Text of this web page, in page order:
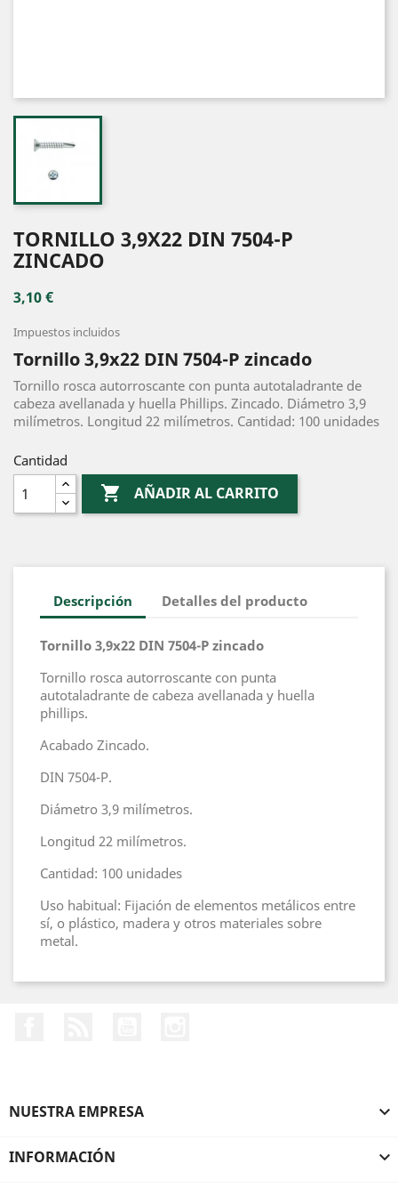
TORNILLO 3,9X22 DIN 7504-P
ZINCADO
3,10 €
Impuestos incluidos
Tornillo 3,9x22 DIN 7504-P zincado
Tornillo rosca autorroscante con punta autotaladrante de
cabeza avellanada y huella Phillips. Zincado. Diámetro 3,9
milímetros. Longitud 22 milímetros. Cantidad: 100 unidades
Cantidad
 AÑADIR AL CARRITO
Descripción Detalles del producto
Tornillo 3,9x22 DIN 7504-P zincado
Tornillo rosca autorroscante con punta
autotaladrante de cabeza avellanada y huella
phillips.
Acabado Zincado.
DIN 7504-P.
Diámetro 3,9 milímetros.
Longitud 22 milímetros.
Cantidad: 100 unidades
Uso habitual: Fijación de elementos metálicos entre
sí, o plástico, madera y otros materiales sobre
metal.
NUESTRA EMPRESA 
INFORMACIÓN 